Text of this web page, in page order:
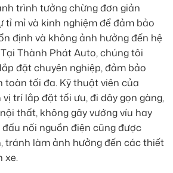
trình tưởng chừng đơn giản
tỉ mỉ và kinh nghiệm để đảm bảo
định và không ảnh hưởng đến hệ
Thành Phát Auto, chúng tôi
đặt chuyên nghiệp, đảm bảo
toàn tối đa. Kỹ thuật viên của
trí lắp đặt tối ưu, đi dây gọn gàng,
thất, không gây vướng víu hay
nối nguồn điện cũng được
tránh làm ảnh hưởng đến các thiết
xe.